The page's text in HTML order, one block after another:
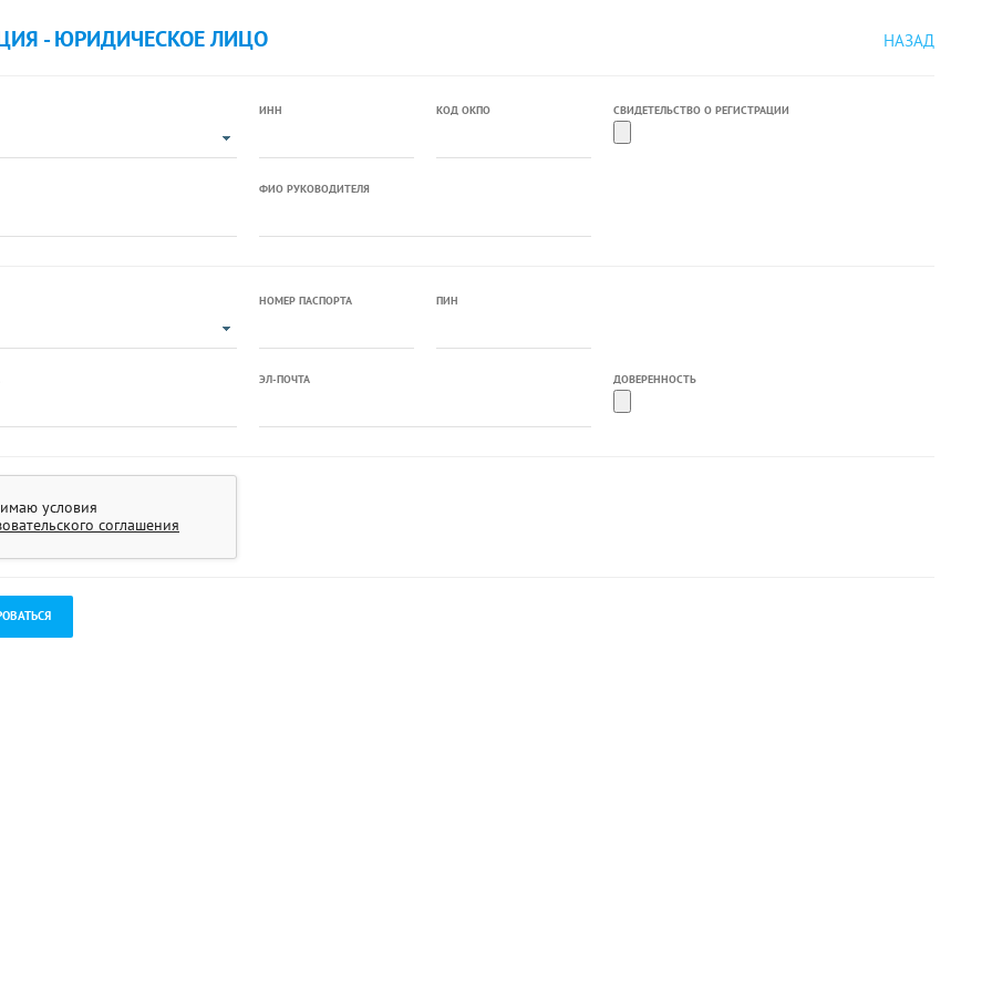
- ЮРИДИЧЕСКОЕ ЛИЦО НАЗАД
ИНН КОД ОКПО СВИДЕТЕЛЬСТВО О РЕГИСТРАЦИИ
ФИО РУКОВОДИТЕЛЯ
НОМЕР ПАСПОРТА ПИН
ЭЛ-ПОЧТА ДОВЕРЕННОСТЬ
условия
соглашения